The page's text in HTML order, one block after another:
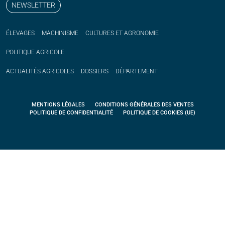
NEWSLETTER
ÉLEVAGES MACHINISME CULTURES ET AGRONOMIE
POLITIQUE AGRICOLE
ACTUALITÉS AGRICOLES DOSSIERS DÉPARTEMENT
MENTIONS LÉGALES
CONDITIONS GÉNÉRALES DES VENTES
POLITIQUE DE CONFIDENTIALITÉ
POLITIQUE DE COOKIES (UE)